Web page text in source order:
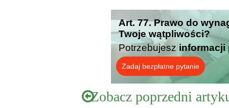
Art. 77. Prawo do
Twoje wątpliwości?
Potrzebujesz informacji
Zadaj bezpłatne pytanie
Zobacz poprzedni